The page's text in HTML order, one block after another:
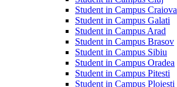
Student in Campus Craiova
Student in Campus Galati
Student in Campus Arad
Student in Campus Brasov
Student in Campus Sibiu
Student in Campus Oradea
Student in Campus Pitesti
Student in Campus Ploiesti